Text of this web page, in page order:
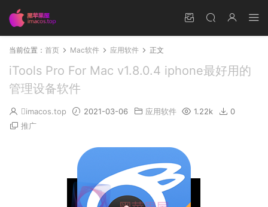
当前位置： 首页 Mac软件 应用软件 正文
iTools Pro For Mac v1.8.0.4 iphone最好用的
管理设备软件
imacos.top 2021-03-06 应用软件 1.22k
0
推广